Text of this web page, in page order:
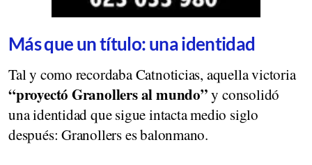
Más que un título: una identidad
Tal y como recordaba Catnoticias, aquella victoria
“proyectó Granollers al mundo”y consolidó
una identidad que sigue intacta medio siglo
después: Granollers es balonmano.